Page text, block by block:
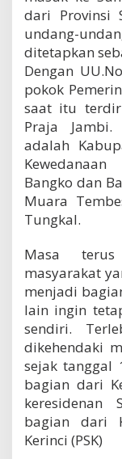
dari Provinsi
undang-
ditetapkan
Dengan
pokok
saat itu
Praja Jambi.
adalah
Bangko dan
Muara
Tungkal.
Masa
masyarakat
menjadi
lain ingin
sendiri.
dikehendaki
sejak tanggal
bagian dari
keresidenan
bagian dari
Kerinci (PSK)